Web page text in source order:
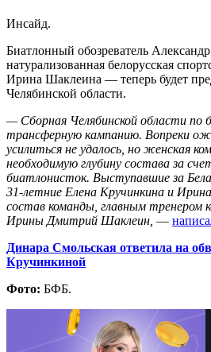
Инсайд.
Биатлонный обозреватель
натурализованная белорусская
Ирина Шаклеина — теперь будет
Челябинской области.
— Сборная Челябинской области по
трансферную кампанию. Вопреки
усилиться не удалось, но женская
необходимую глубину состава за
биатлонисток. Выступавшие за
31-летние Елена Кручинкина и
состав команды, главным тренером
Ирины Дмитрий Шаклеин, —
Динара Смольская ответила на
Кручинкиной
Фото: БФБ.